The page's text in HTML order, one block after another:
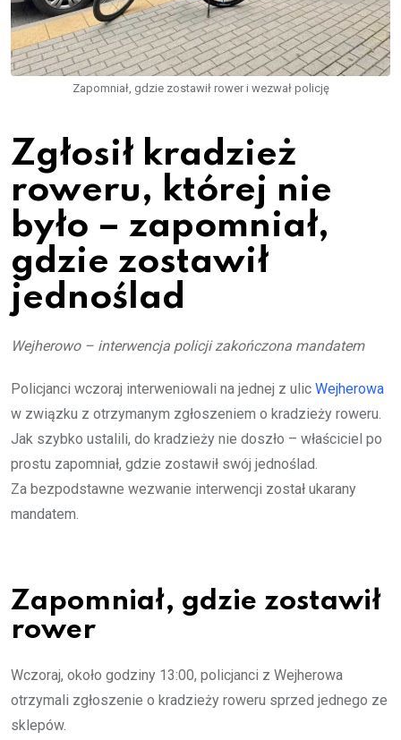
Zapomniał, gdzie zostawił rower i wezwał policję
Zgłosił kradzież
roweru, której nie
było – zapomniał,
gdzie zostawił
jednoślad
Wejherowo – interwencja policji zakończona mandatem
Policjanci wczoraj interweniowali na jednej z ulic Wejherowa
w związku z otrzymanym zgłoszeniem o kradzieży roweru.
Jak szybko ustalili, do kradzieży nie doszło – właściciel po
prostu zapomniał, gdzie zostawił swój jednoślad.
Za bezpodstawne wezwanie interwencji został ukarany
mandatem.
Zapomniał, gdzie zostawił
rower
Wczoraj, około godziny 13:00, policjanci z Wejherowa
otrzymali zgłoszenie o kradzieży roweru sprzed jednego ze
sklepów.